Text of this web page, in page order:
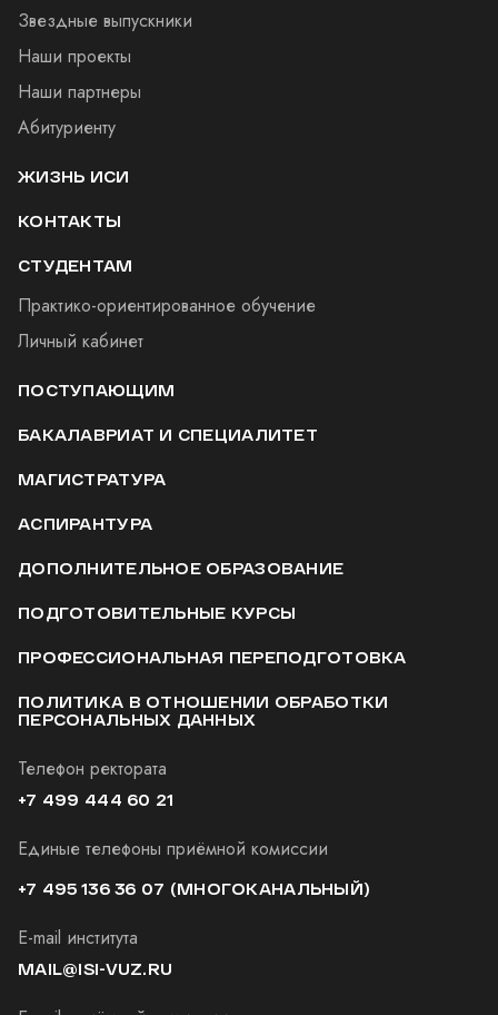
Звездные выпускники
Наши проекты
Наши партнеры
Абитуриенту
ЖИЗНЬ ИСИ
КОНТАКТЫ
СТУДЕНТАМ
Практико-ориентированное обучение
Личный кабинет
ПОСТУПАЮЩИМ
БАКАЛАВРИАТ И СПЕЦИАЛИТЕТ
МАГИСТРАТУРА
АСПИРАНТУРА
ДОПОЛНИТЕЛЬНОЕ ОБРАЗОВАНИЕ
ПОДГОТОВИТЕЛЬНЫЕ КУРСЫ
ПРОФЕССИОНАЛЬНАЯ ПЕРЕПОДГОТОВКА
ПОЛИТИКА В ОТНОШЕНИИ ОБРАБОТКИ
ПЕРСОНАЛЬНЫХ ДАННЫХ
Телефон ректората
+7 499 444 60 21
Единые телефоны приёмной комиссии
+7 495 136 36 07 (МНОГОКАНАЛЬНЫЙ)
E-mail института
MAIL@ISI-VUZ.RU